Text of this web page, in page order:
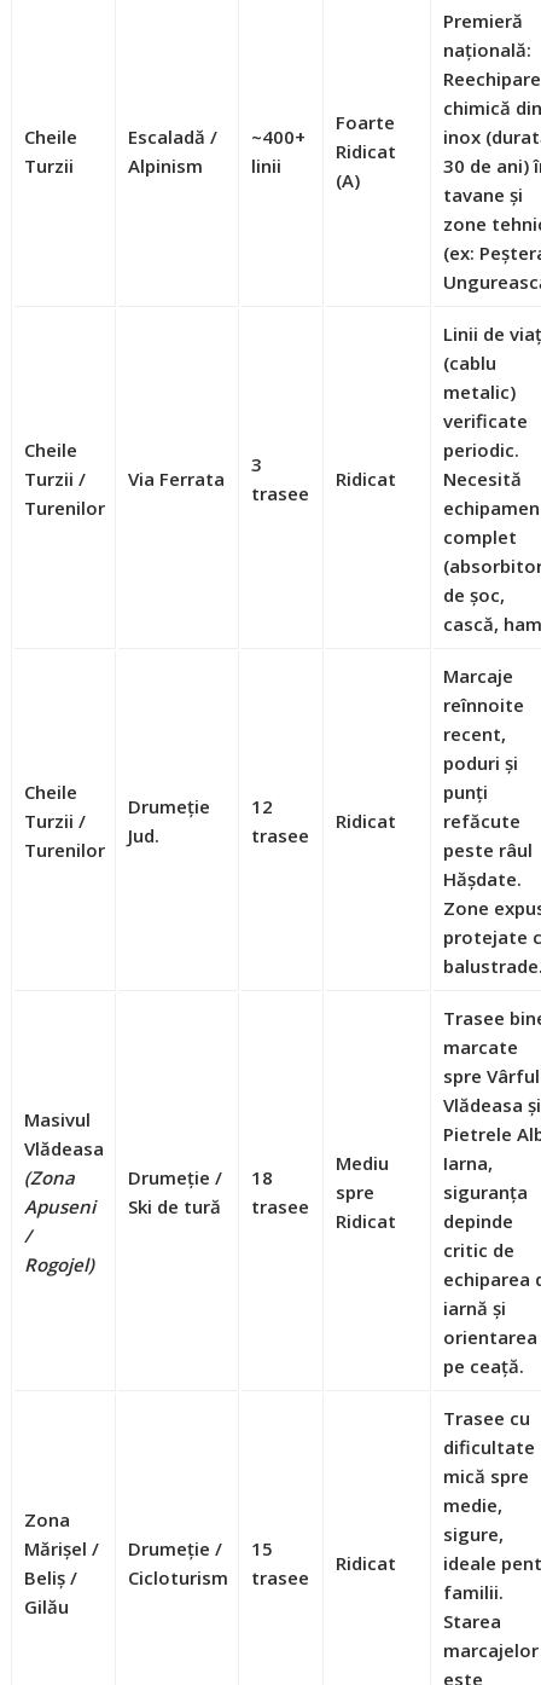
Cheile
Turzii
Escaladă /
Alpinism
~400+
linii
Foarte
Ridicat
(A)
Premieră
națională:
Reechipare
chimică
inox
30 de ani)
tavane și
zone
(ex:
Cheile
Turzii /
Turenilor
Via Ferrata
3
trasee
Ridicat
Linii de
(cablu
metalic)
verificate
periodic.
Necesită
complet
de șoc,
cască,
Cheile
Turzii /
Turenilor
Drumeție
Jud.
12
trasee
Ridicat
Marcaje
reînnoite
recent,
poduri și
punți
refăcute
peste râul
Hășdate.
Zone
protejate
Masivul
Vlădeasa
(Zona
Apuseni
/
Rogojel)
Drumeție /
Ski de tură
18
trasee
Mediu
spre
Ridicat
Trasee
marcate
spre Vârful
Vlădeasa și
Pietrele
Iarna,
siguranța
depinde
critic de
echiparea
iarnă și
orientarea
pe ceață.
Zona
Mărișel /
Beliș /
Gilău
Drumeție /
Cicloturism
15
trasee
Ridicat
Trasee cu
dificultate
mică spre
medie,
sigure,
ideale
familii.
Starea
marcajelor
este